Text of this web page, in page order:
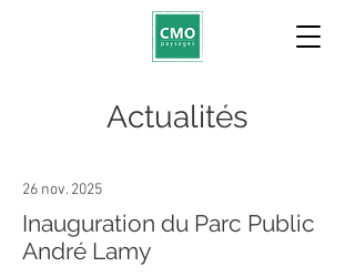
Actualités
26 nov. 2025
Inauguration du Parc Public
André Lamy